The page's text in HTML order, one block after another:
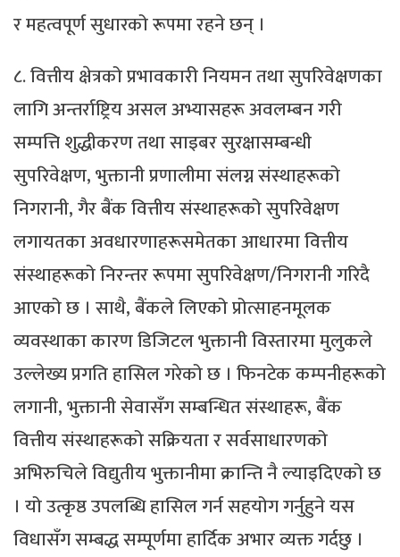
र महत्वपूर्ण सुधारको रूपमा रहने छन् ।
८. वित्तीय क्षेत्रको प्रभावकारी नियमन तथा सुपरिवेक्षणका
लागि अन्तर्राष्ट्रिय असल अभ्यासहरू अवलम्बन गरी
सम्पत्ति शुद्धीकरण तथा साइबर सुरक्षासम्बन्धी
सुपरिवेक्षण, भुक्तानी प्रणालीमा संलग्न संस्थाहरूको
निगरानी, गैर बैंक वित्तीय संस्थाहरूको सुपरिवेक्षण
लगायतका अवधारणाहरूसमेतका आधारमा वित्तीय
संस्थाहरूको निरन्तर रूपमा सुपरिवेक्षण/निगरानी गरिदै
आएको छ । साथै, बैंकले लिएको प्रोत्साहनमूलक
व्यवस्थाका कारण डिजिटल भुक्तानी विस्तारमा मुलुकले
उल्लेख्य प्रगति हासिल गरेको छ । फिनटेक कम्पनीहरूको
लगानी, भुक्तानी सेवासँग सम्बन्धित संस्थाहरू, बैंक
वित्तीय संस्थाहरूको सक्रियता र सर्वसाधारणको
अभिरुचिले विद्युतीय भुक्तानीमा क्रान्ति नै ल्याइदिएको छ
। यो उत्कृष्ठ उपलब्धि हासिल गर्न सहयोग गर्नुहुने यस
विधासँग सम्बद्ध सम्पूर्णमा हार्दिक अभार व्यक्त गर्दछु ।